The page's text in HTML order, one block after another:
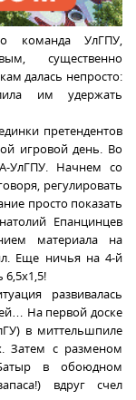
команда УлГПУ,
существенно
далась непросто:
им удержать
претендентов
игровой день. Во
УлГПУ. Начнем со
регулировать
просто показать
Епанцинцев
материала на
Еще ничья на 4-й
6,5х1,5!
развивалась
На первой доске
в миттельшпиле
Затем с разменом
в обоюдном
вдруг счел